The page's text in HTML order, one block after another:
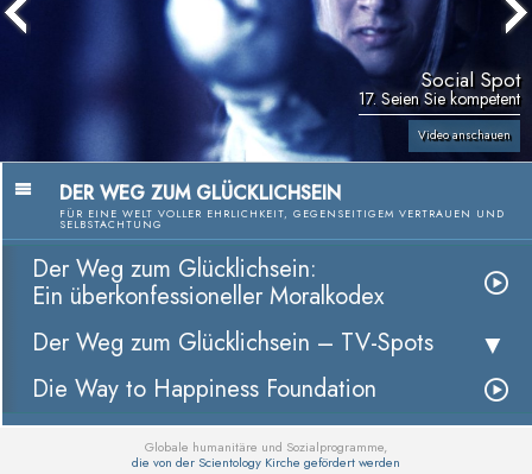
Social Spot
17. Seien Sie kompetent
Video anschauen
DER WEG ZUM GLÜCKLICHSEIN
FÜR EINE WELT VOLLER EHRLICHKEIT, GEGENSEITIGEM VERTRAUEN UND
SELBSTACHTUNG
Der Weg zum Glücklichsein:
Ein überkonfessioneller Moralkodex
Der Weg zum Glücklichsein – TV-Spots
Die Way to Happiness Foundation
Globale humanitäre und Sozialprogramme,
die von der Scientology Kirche gefördert werden